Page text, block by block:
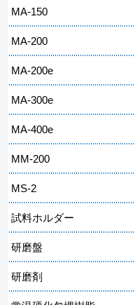
MA-150
MA-200
MA-200e
MA-300e
MA-400e
MM-200
MS-2
試料ホルダー
研磨盤
研磨剤